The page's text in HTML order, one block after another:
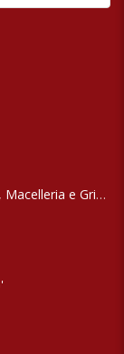
e Griglieria